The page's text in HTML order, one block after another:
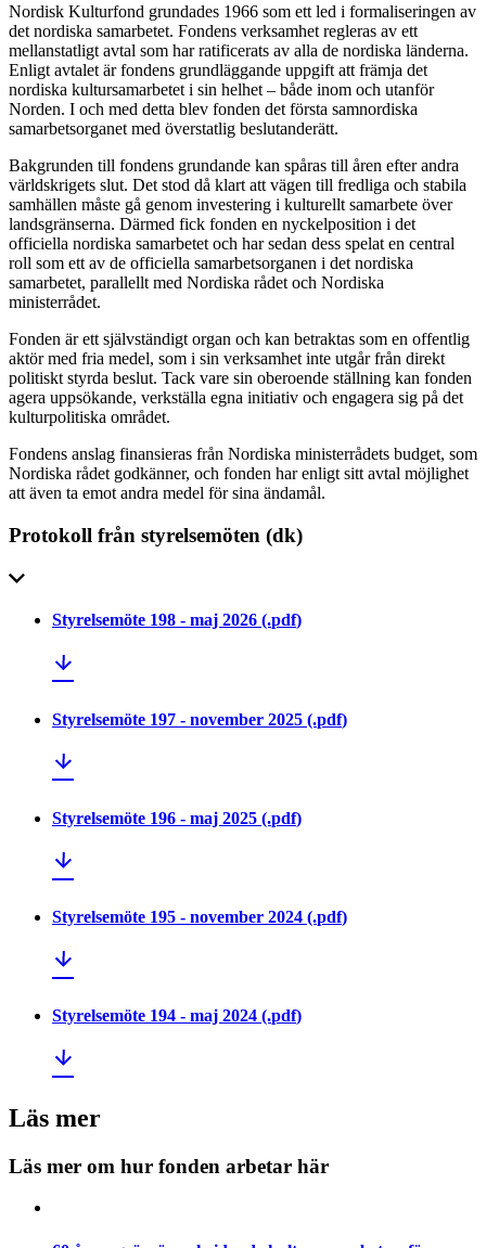
Nordisk Kulturfond grundades 1966 som ett led i formaliseringen av
det nordiska samarbetet. Fondens verksamhet regleras av ett
mellanstatligt avtal som har ratificerats av alla de nordiska länderna.
Enligt avtalet är fondens grundläggande uppgift att främja det
nordiska kultursamarbetet i sin helhet – både inom och utanför
Norden. I och med detta blev fonden det första samnordiska
samarbetsorganet med överstatlig beslutanderätt.
Bakgrunden till fondens grundande kan spåras till åren efter andra
världskrigets slut. Det stod då klart att vägen till fredliga och stabila
samhällen måste gå genom investering i kulturellt samarbete över
landsgränserna. Därmed fick fonden en nyckelposition i det
officiella nordiska samarbetet och har sedan dess spelat en central
roll som ett av de officiella samarbetsorganen i det nordiska
samarbetet, parallellt med Nordiska rådet och Nordiska
ministerrådet.
Fonden är ett självständigt organ och kan betraktas som en offentlig
aktör med fria medel, som i sin verksamhet inte utgår från direkt
politiskt styrda beslut. Tack vare sin oberoende ställning kan fonden
agera uppsökande, verkställa egna initiativ och engagera sig på det
kulturpolitiska området.
Fondens anslag finansieras från Nordiska ministerrådets budget, som
Nordiska rådet godkänner, och fonden har enligt sitt avtal möjlighet
att även ta emot andra medel för sina ändamål.
Protokoll från styrelsemöten (dk)
Styrelsemöte 198 - maj 2026 (.pdf)
Styrelsemöte 197 - november 2025 (.pdf)
Styrelsemöte 196 - maj 2025 (.pdf)
Styrelsemöte 195 - november 2024 (.pdf)
Styrelsemöte 194 - maj 2024 (.pdf)
Läs mer
Läs mer om hur fonden arbetar här